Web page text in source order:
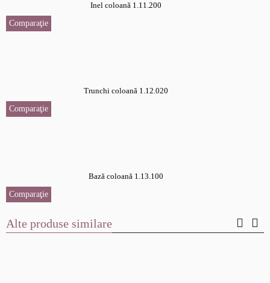
Inel coloană 1.11.200
Comparaţie
Trunchi coloană 1.12.020
Comparaţie
Bază coloană 1.13.100
Comparaţie
Alte produse similare